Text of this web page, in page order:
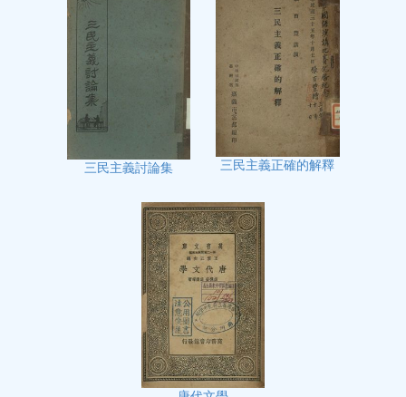
三民主義討論集 三民主義正確的解釋